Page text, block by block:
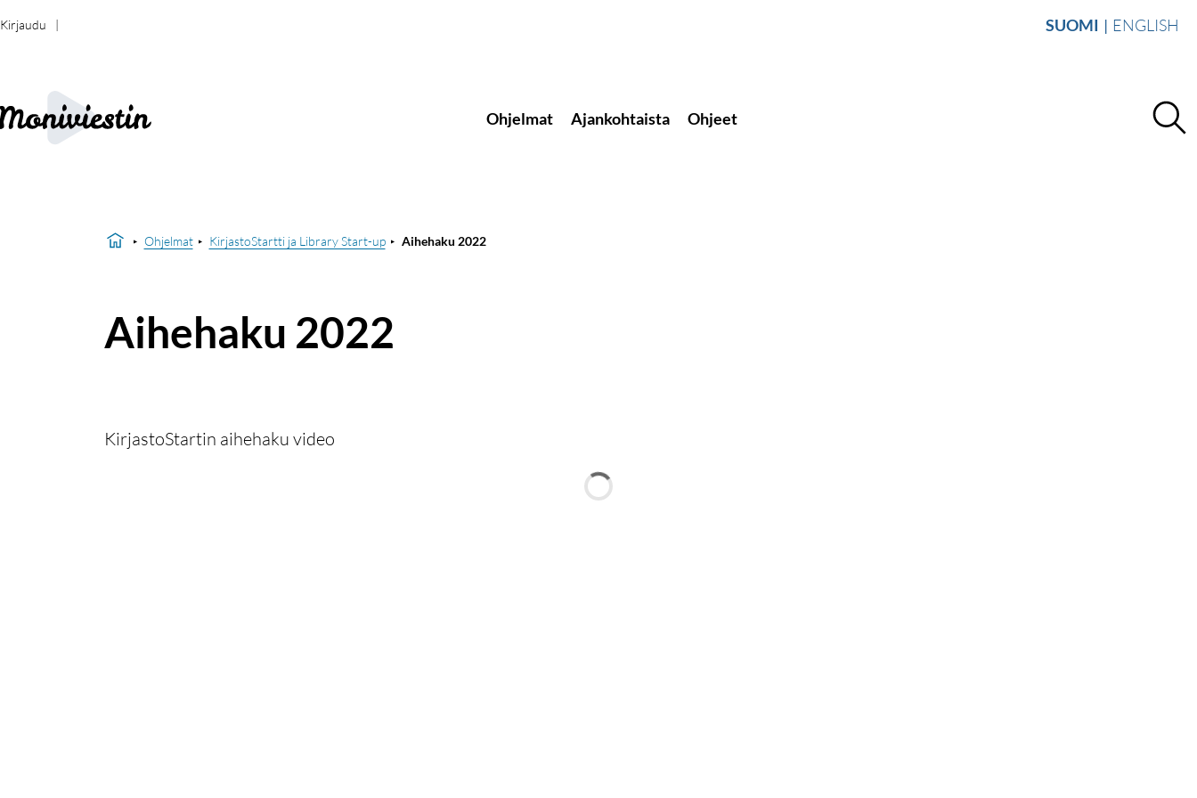
SUOMI ENGLISH
Kirjaudu
Ohjelmat Ajankohtaista Ohjeet
Ohjelmat KirjastoStartti ja Library Start-up Aihehaku 2022
Aihehaku 2022
KirjastoStartin aihehaku video